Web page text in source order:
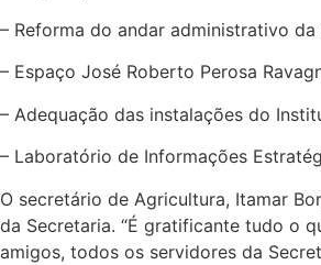
– Reforma do andar administrativo
– Espaço José Roberto Perosa
– Adequação das instalações do
– Laboratório de Informações
O secretário de Agricultura, Itamar
da Secretaria. “É gratificante tudo o
amigos, todos os servidores da